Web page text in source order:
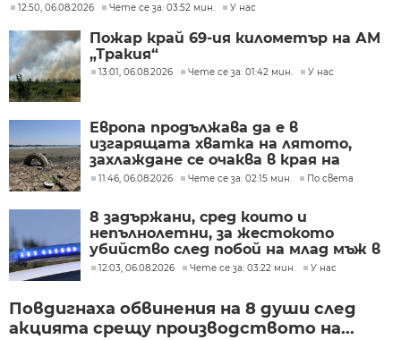
12:50, 06.08.2026 Чете се за: 03:52 мин. У нас
Пожар край 69-ия километър на АМ
„Тракия“
13:01, 06.08.2026 Чете се за: 01:42 мин. У нас
Европа продължава да е в
изгарящата хватка на лятото,
захлаждане се очаква в края на
седмицата
11:46, 06.08.2026 Чете се за: 02:15 мин. По света
8 задържани, сред които и
непълнолетни, за жестокото
убийство след побой на млад мъж в
Пловдив
12:03, 06.08.2026 Чете се за: 03:22 мин. У нас
Повдигнаха обвинения на 8 души след
акцията срещу производството на...